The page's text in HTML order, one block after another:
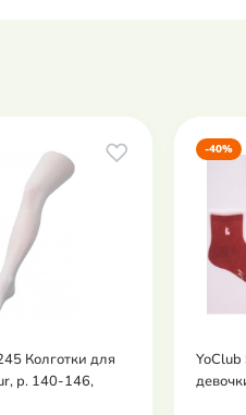
Колготки для
р. 140-146,
-40%